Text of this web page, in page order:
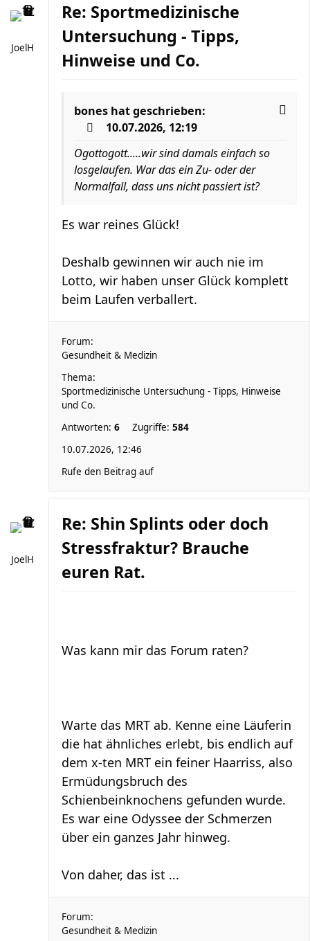
JoelH
Re: Sportmedizinische
Untersuchung - Tipps,
Hinweise und Co.
bones hat geschrieben:
10.07.2026, 12:19
Ogottogott.....wir sind damals einfach so
losgelaufen. War das ein Zu- oder der
Normalfall, dass uns nicht passiert ist?
Es war reines Glück!
Deshalb gewinnen wir auch nie im
Lotto, wir haben unser Glück komplett
beim Laufen verballert.
Forum:
Gesundheit & Medizin
Thema:
Sportmedizinische Untersuchung - Tipps, Hinweise
und Co.
Antworten: 6 Zugriffe: 584
10.07.2026, 12:46
Rufe den Beitrag auf
JoelH
Re: Shin Splints oder doch
Stressfraktur? Brauche
euren Rat.
Was kann mir das Forum raten?
Warte das MRT ab. Kenne eine Läuferin
die hat ähnliches erlebt, bis endlich auf
dem x-ten MRT ein feiner Haarriss, also
Ermüdungsbruch des
Schienbeinknochens gefunden wurde.
Es war eine Odyssee der Schmerzen
über ein ganzes Jahr hinweg.
Von daher, das ist ...
Forum:
Gesundheit & Medizin